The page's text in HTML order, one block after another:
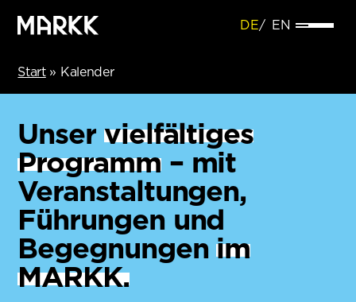
DE EN
Start» Kalender
Unser vielfältiges
Programm– mit
Veranstaltungen,
Führungen und
Begegnungenim
MARKK.